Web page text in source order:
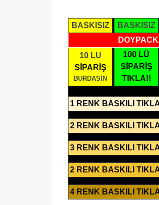
BASKISIZ
BASKISIZ
10 LU
SİPARİŞ
BURDASIN
100 LÜ
SİPARİŞ
TIKLA!!
1 RENK BASKILI
2 RENK BASKILI
3 RENK BASKILI
2 RENK BASKILI
4 RENK BASKILI